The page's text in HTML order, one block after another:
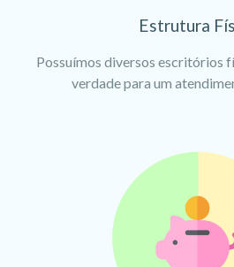
Estrutura
Possuímos diversos escritórios
verdade para um